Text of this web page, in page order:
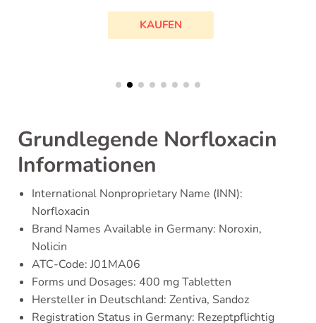
KAUFEN
Grundlegende Norfloxacin
Informationen
International Nonproprietary Name (INN):
Norfloxacin
Brand Names Available in Germany: Noroxin,
Nolicin
ATC-Code: J01MA06
Forms und Dosages: 400 mg Tabletten
Hersteller in Deutschland: Zentiva, Sandoz
Registration Status in Germany: Rezeptpflichtig